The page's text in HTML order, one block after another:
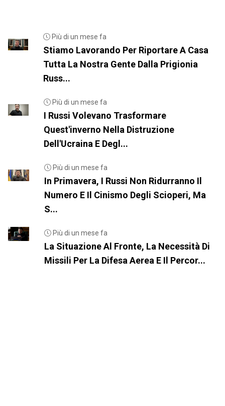
Più di un mese fa
Stiamo Lavorando Per Riportare A Casa
Tutta La Nostra Gente Dalla Prigionia
Russ...
Più di un mese fa
I Russi Volevano Trasformare
Quest'inverno Nella Distruzione
Dell'Ucraina E Degl...
Più di un mese fa
In Primavera, I Russi Non Ridurranno Il
Numero E Il Cinismo Degli Scioperi, Ma
S...
Più di un mese fa
La Situazione Al Fronte, La Necessità Di
Missili Per La Difesa Aerea E Il Percor...